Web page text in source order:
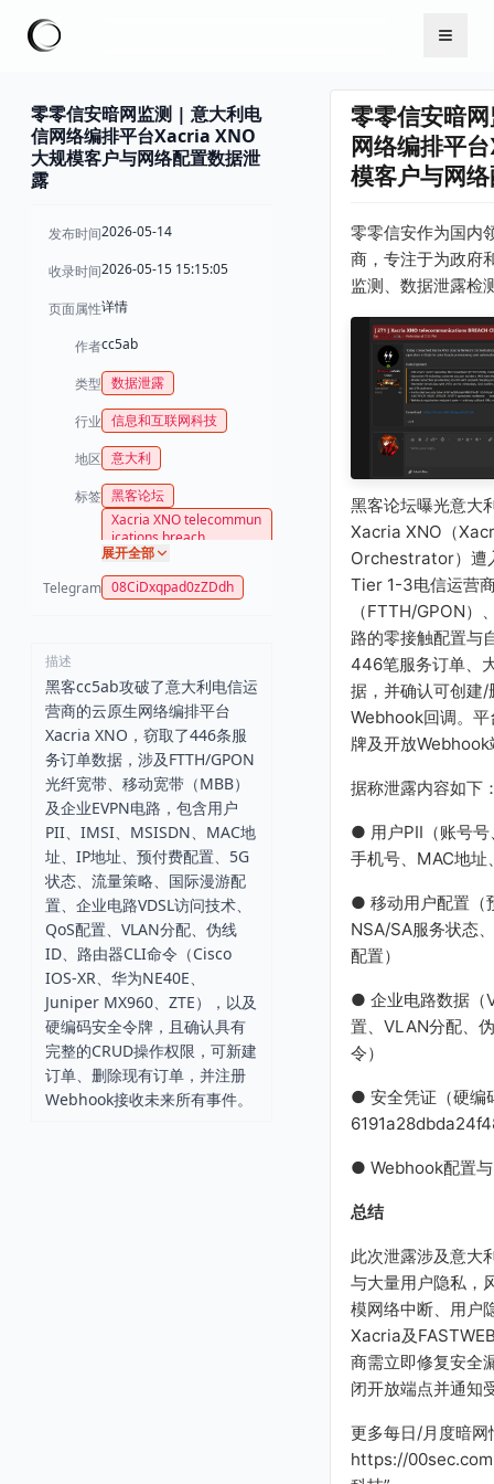
零零信安暗网监测 | 意大利电
信网络编排平台Xacria XNO
大规模客户与网络配置数据泄
露
发布时间2026-05-14
收录时间2026-05-15 15:15:05
页面属性详情
作者cc5ab
类型 数据泄露
行业 信息和互联网科技
地区 意大利
标签 黑客论坛
Xacria XNO telecommun
ications breach
展开全部
Telegram 08CiDxqpad0zZDdh
描述
黑客cc5ab攻破了意大利电信运
营商的云原生网络编排平台
Xacria XNO，窃取了446条服
务订单数据，涉及FTTH/GPON
光纤宽带、移动宽带（MBB）
及企业EVPN电路，包含用户
PII、IMSI、MSISDN、MAC地
址、IP地址、预付费配置、5G
状态、流量策略、国际漫游配
置、企业电路VDSL访问技术、
QoS配置、VLAN分配、伪线
ID、路由器CLI命令（Cisco
IOS-XR、华为NE40E、
Juniper MX960、ZTE），以及
硬编码安全令牌，且确认具有
完整的CRUD操作权限，可新建
订单、删除现有订单，并注册
Webhook接收未来所有事件。
零零信安暗
网络编排平
模客户与网
零零信安作为国内
商，专注于为政府
监测、数据泄露检
黑客论坛曝光意大
Xacria XNO（
Orchestrator）遭
Tier 1-3电信运营
（FTTH/GPON）
路的零接触配置与
446笔服务订单、
据，并确认可创建
Webhook回调。
牌及开放
据称泄露内容如下
● 用户PII（账号
手机号、MAC地址
● 移动用户配置（
NSA/SA服务状态
配置）
● 企业电路数据（
置、VLAN分配、
令）
● 安全凭证（硬编
● Webhook配置
总结
此次泄露涉及意大
与大量用户隐私，
模网络中断、用户
Xacria及
商需立即修复安全
闭开放端点并通知
更多每日/月度暗
https://00sec.com